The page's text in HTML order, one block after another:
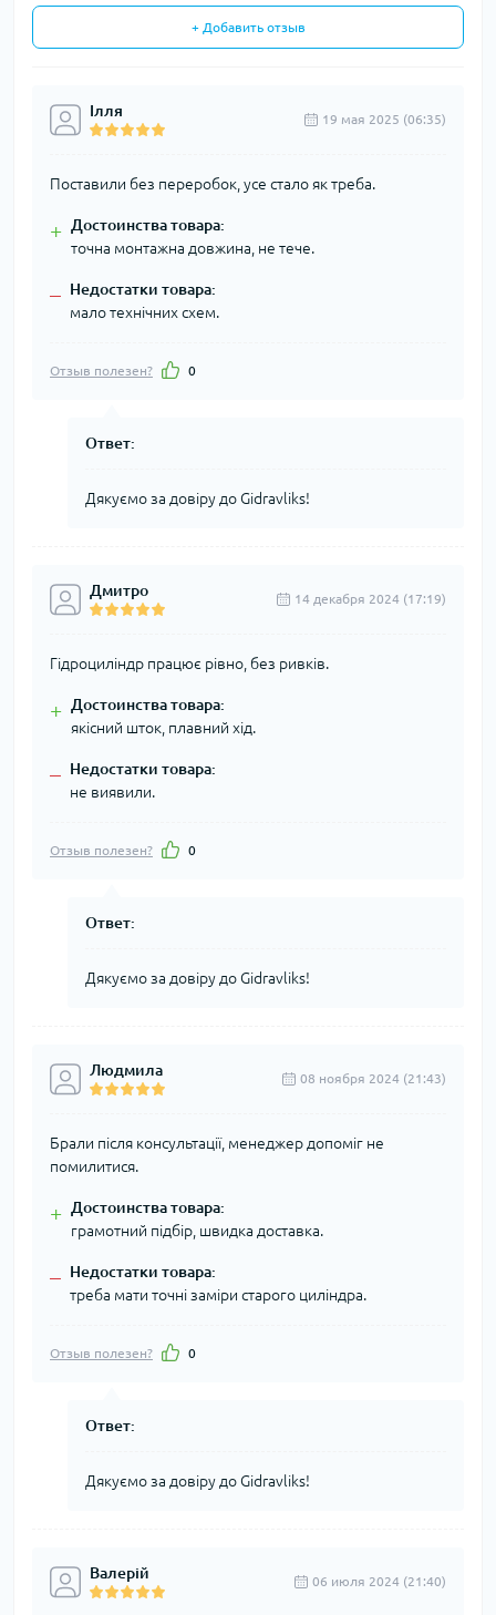
+ Добавить отзыв
Ілля 19 мая 2025 (06:35)
Поставили без переробок, усе стало як треба.
+ Достоинства товара:
точна монтажна довжина, не тече.
– Недостатки товара:
мало технічних схем.
Отзыв полезен? 0
Ответ:
Дякуємо за довіру до Gidravliks!
Дмитро 14 декабря 2024 (17:19)
Гідроциліндр працює рівно, без ривків.
+ Достоинства товара:
якісний шток, плавний хід.
– Недостатки товара:
не виявили.
Отзыв полезен? 0
Ответ:
Дякуємо за довіру до Gidravliks!
Людмила 08 ноября 2024 (21:43)
Брали після консультації, менеджер допоміг не
помилитися.
+ Достоинства товара:
грамотний підбір, швидка доставка.
– Недостатки товара:
треба мати точні заміри старого циліндра.
Отзыв полезен? 0
Ответ:
Дякуємо за довіру до Gidravliks!
Валерій 06 июля 2024 (21:40)